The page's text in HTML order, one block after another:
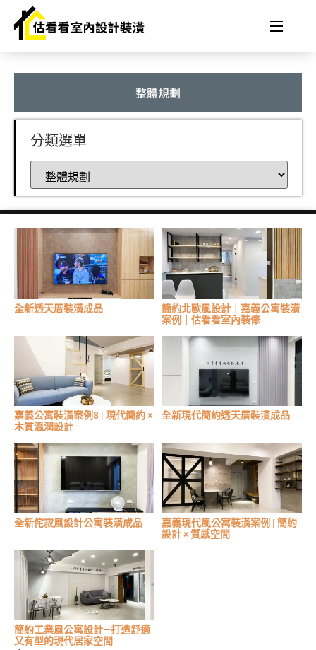
整體規劃
分類選單
全新透天厝裝潢成品
簡約北歐風設計｜嘉義公寓裝潢
案例｜估看看室內裝修
嘉義公寓裝潢案例8 | 現代簡約 ×
木質溫潤設計
全新現代簡約透天厝裝潢成品
全新侘寂風設計公寓裝潢成品
嘉義現代風公寓裝潢案例 | 簡約
設計 × 質感空間
簡約工業風公寓設計—打造舒適
又有型的現代居家空間